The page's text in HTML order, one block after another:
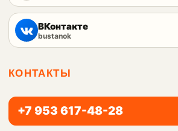
ВКонтакте
bustanok
КОНТАКТЫ
+7 953 617-48-28